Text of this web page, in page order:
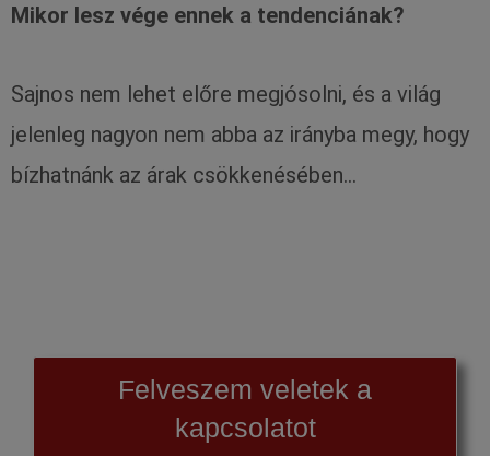
Mikor lesz vége ennek a tendenciának?
Sajnos nem lehet előre megjósolni, és a világ
jelenleg nagyon nem abba az irányba megy, hogy
bízhatnánk az árak csökkenésében…
Felveszem veletek a
kapcsolatot